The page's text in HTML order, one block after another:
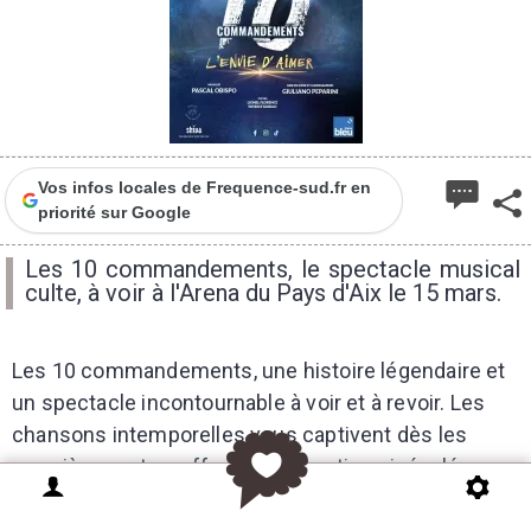
Vos infos locales de Frequence-sud.fr en
priorité sur Google
Les 10 commandements, le spectacle musical
culte, à voir à l'Arena du Pays d'Aix le 15 mars.
Les 10 commandements, une histoire légendaire et
un spectacle incontournable à voir et à revoir. Les
chansons intemporelles vous captivent dès les
premières notes, offrant des émotions inégalées.
Les chanteurs avec leurs voix puissantes et leur